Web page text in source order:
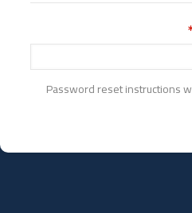
Password reset instructions